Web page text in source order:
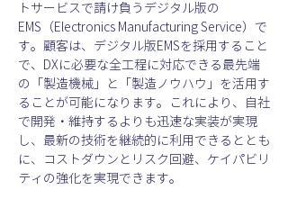
トサービスで請け負うデジタル版の
EMS（Electronics Manufacturing Service）で
す。顧客は、デジタル版EMSを採用すること
で、DXに必要な全工程に対応できる最先端
の「製造機械」と「製造ノウハウ」を活用す
ることが可能になります。これにより、自社
で開発・維持するよりも迅速な実装が実現
し、最新の技術を継続的に利用できるととも
に、コストダウンとリスク回避、ケイパビリ
ティの強化を実現できます。